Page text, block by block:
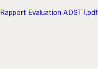
Rapport Evaluation ADSTT.pdf